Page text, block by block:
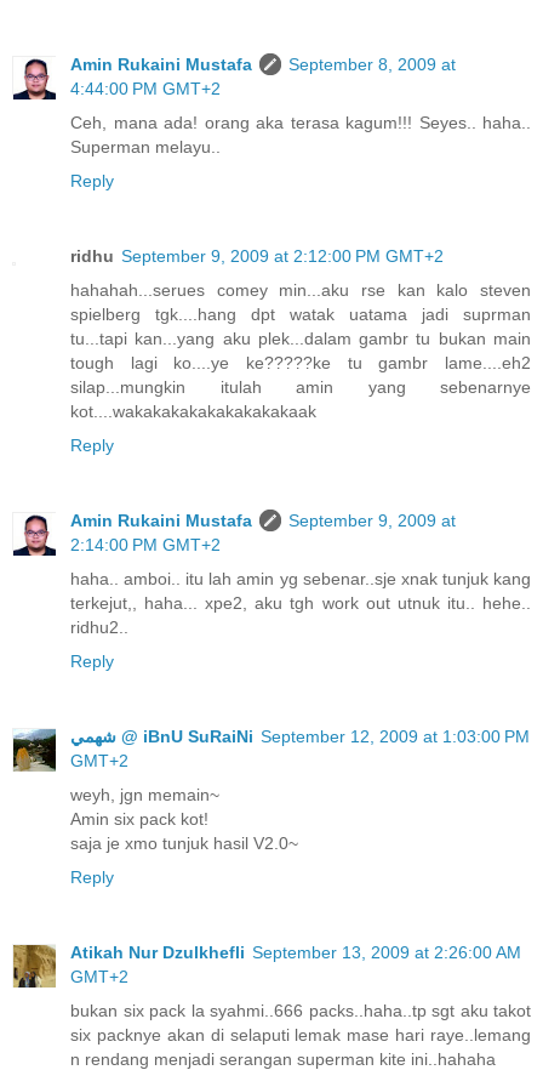
Amin Rukaini Mustafa
September 8, 2009 at
4:44:00 PM GMT+2
Ceh, mana ada! orang aka terasa kagum!!! Seyes.. haha..
Superman melayu..
Reply
ridhu September 9, 2009 at 2:12:00 PM GMT+2
hahahah...serues comey min...aku rse kan kalo steven
spielberg tgk....hang dpt watak uatama jadi suprman
tu...tapi kan...yang aku plek...dalam gambr tu bukan main
tough lagi ko....ye ke?????ke tu gambr lame....eh2
silap...mungkin itulah amin yang sebenarnye
kot....wakakakakakakakakakaak
Reply
Amin Rukaini Mustafa
September 9, 2009 at
2:14:00 PM GMT+2
haha.. amboi.. itu lah amin yg sebenar..sje xnak tunjuk kang
terkejut,, haha... xpe2, aku tgh work out utnuk itu.. hehe..
ridhu2..
Reply
ﺷﻬﻤﻲ @ iBnU SuRaiNi September 12, 2009 at 1:03:00 PM
GMT+2
weyh, jgn memain~
Amin six pack kot!
saja je xmo tunjuk hasil V2.0~
Reply
Atikah Nur Dzulkhefli September 13, 2009 at 2:26:00 AM
GMT+2
bukan six pack la syahmi..666 packs..haha..tp sgt aku takot
six packnye akan di selaputi lemak mase hari raye..lemang
n rendang menjadi serangan superman kite ini..hahaha